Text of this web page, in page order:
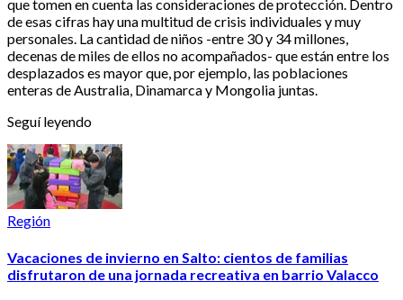
que tomen en cuenta las consideraciones de protección. Dentro
de esas cifras hay una multitud de crisis individuales y muy
personales. La cantidad de niños -entre 30 y 34 millones,
decenas de miles de ellos no acompañados- que están entre los
desplazados es mayor que, por ejemplo, las poblaciones
enteras de Australia, Dinamarca y Mongolia juntas.
Seguí leyendo
Región
Vacaciones de invierno en Salto: cientos de familias
disfrutaron de una jornada recreativa en barrio Valacco